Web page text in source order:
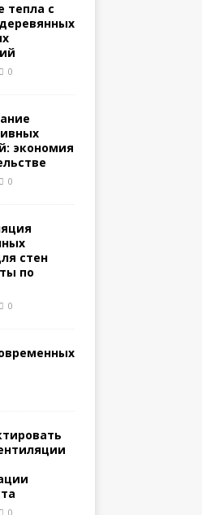
тепла с
0
экономия
0
стен
по
0
0